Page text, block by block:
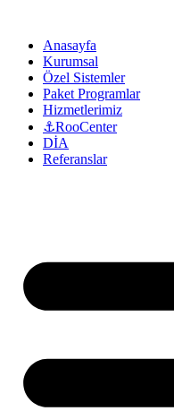
Anasayfa
Kurumsal
Özel Sistemler
Paket Programlar
Hizmetlerimiz
⚓RooCenter
DİA
Referanslar